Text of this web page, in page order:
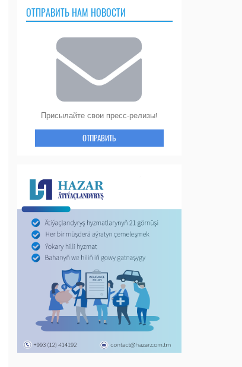
ОТПРАВИТЬ НАМ НОВОСТИ
Присылайте свои пресс-релизы!
ОТПРАВИТЬ